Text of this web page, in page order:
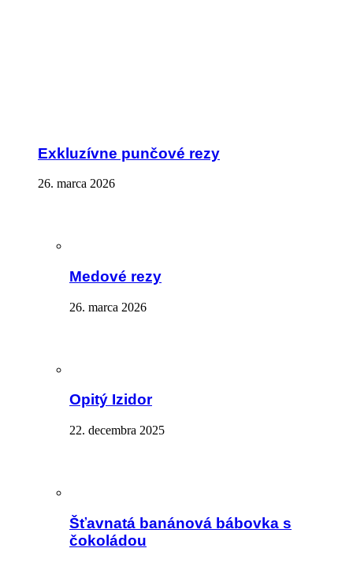
Exkluzívne punčové rezy
26. marca 2026
Medové rezy
26. marca 2026
Opitý Izidor
22. decembra 2025
Šťavnatá banánová bábovka s
čokoládou